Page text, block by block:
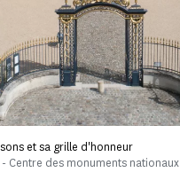
et sa grille d'honneur
Centre des monuments nationaux